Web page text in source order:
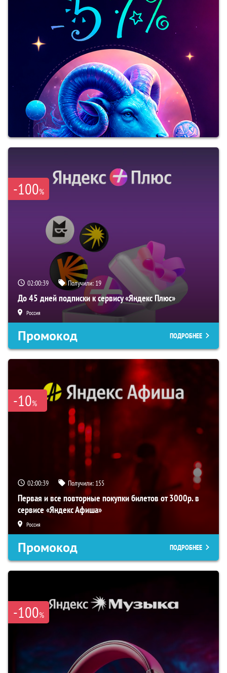
-100%
02:00:38 Получили: 19
До 45 дней подписки к сервису «Яндекс Плюс»
Россия
Промокод ПОДРОБНЕЕ
-10%
02:00:38 Получили: 155
Первая и все повторные покупки билетов от 3000р. в
сервисе «Яндекс Афиша»
Россия
Промокод ПОДРОБНЕЕ
-100%